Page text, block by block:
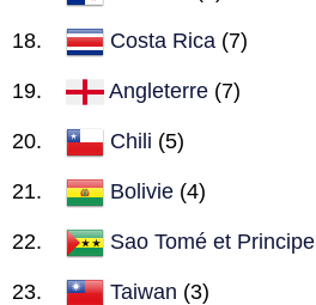
Costa Rica (7)
Angleterre (7)
Chili (5)
Bolivie (4)
Sao Tomé et Principe
Taiwan (3)